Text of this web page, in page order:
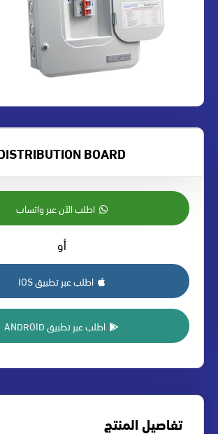
BOARD
اطلب الآن عبر واتساب
أو
اطلب عبر تطبيق IOS
اطلب عبر تطبيق ANDROID
تفاصيل المنتج